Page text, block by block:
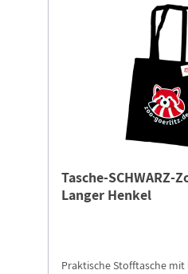
Tasche-SCHWARZ-
Langer Henkel
Praktische Stofftasche mit